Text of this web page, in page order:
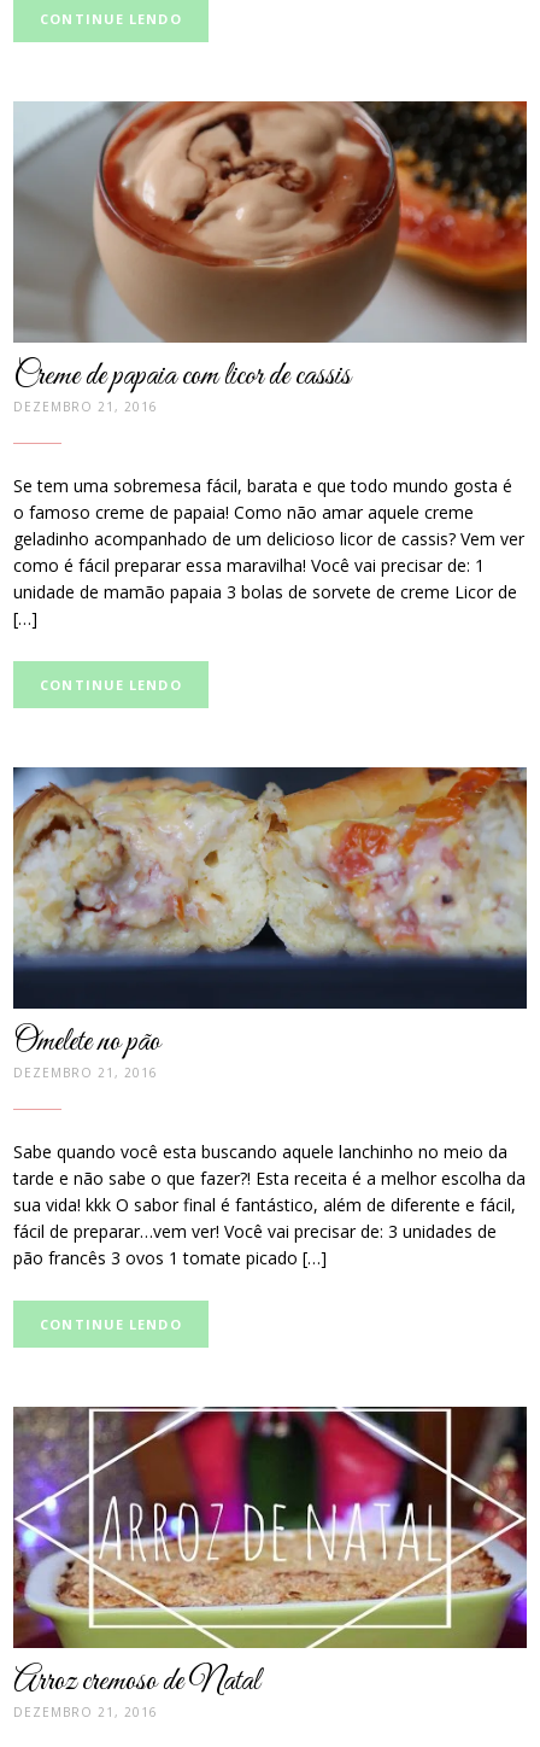
CONTINUE LENDO
thumbnail
Creme de papaia com licor de cassis
DEZEMBRO 21, 2016
Se tem uma sobremesa fácil, barata e que todo mundo gosta é
o famoso creme de papaia! Como não amar aquele creme
geladinho acompanhado de um delicioso licor de cassis? Vem ver
como é fácil preparar essa maravilha! Você vai precisar de: 1
unidade de mamão papaia 3 bolas de sorvete de creme Licor de
[…]
CONTINUE LENDO
post
thumbnail
Omelete no pão
DEZEMBRO 21, 2016
Sabe quando você esta buscando aquele lanchinho no meio da
tarde e não sabe o que fazer?! Esta receita é a melhor escolha da
sua vida! kkk O sabor final é fantástico, além de diferente e fácil,
fácil de preparar…vem ver! Você vai precisar de: 3 unidades de
pão francês 3 ovos 1 tomate picado […]
CONTINUE LENDO
post
thumbnail
Arroz cremoso de Natal
DEZEMBRO 21, 2016